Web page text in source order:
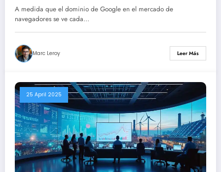
A medida que el dominio de Google en el mercado de
navegadores se ve cada…
Marc Leroy Leer Más
25 April 2025